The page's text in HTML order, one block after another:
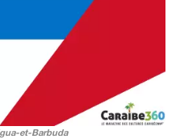
et-Barbuda